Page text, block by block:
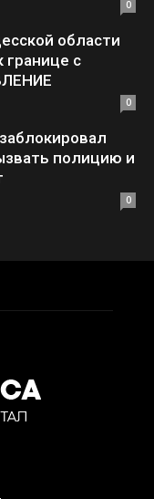
0
области
границе с
0
полицию и
0